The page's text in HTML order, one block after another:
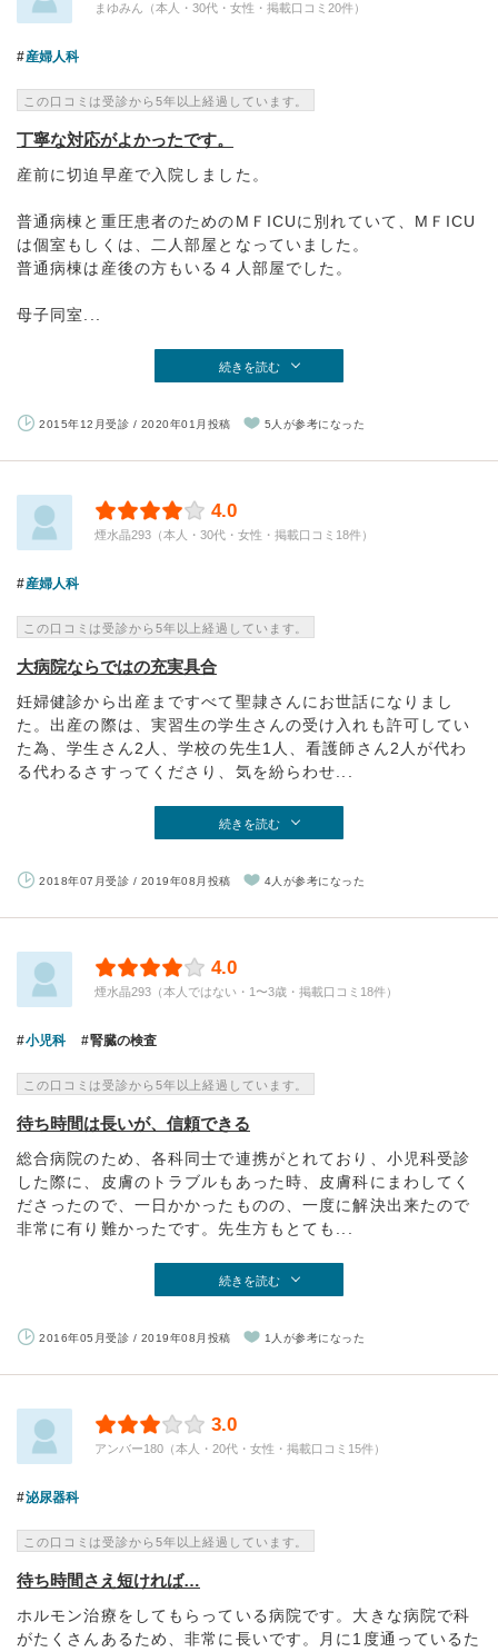
まゆみん（本人・30代・女性・掲載口コミ20件）
産婦人科
この口コミは受診から5年以上経過しています。
丁寧な対応がよかったです。
産前に切迫早産で入院しました。
普通病棟と重圧患者のためのMＦICUに別れていて、MＦICU
は個室もしくは、二人部屋となっていました。
普通病棟は産後の方もいる４人部屋でした。
母子同室...
続きを読む
2015年12月受診 / 2020年01月投稿 5人が参考になった
4.0
煙水晶293（本人・30代・女性・掲載口コミ18件）
産婦人科
この口コミは受診から5年以上経過しています。
大病院ならではの充実具合
妊婦健診から出産まですべて聖隷さんにお世話になりまし
た。出産の際は、実習生の学生さんの受け入れも許可してい
た為、学生さん2人、学校の先生1人、看護師さん2人が代わ
る代わるさすってくださり、気を紛らわせ...
続きを読む
2018年07月受診 / 2019年08月投稿 4人が参考になった
4.0
煙水晶293（本人ではない・1〜3歳・掲載口コミ18件）
小児科 腎臓の検査
この口コミは受診から5年以上経過しています。
待ち時間は長いが、信頼できる
総合病院のため、各科同士で連携がとれており、小児科受診
した際に、皮膚のトラブルもあった時、皮膚科にまわしてく
ださったので、一日かかったものの、一度に解決出来たので
非常に有り難かったです。先生方もとても...
続きを読む
2016年05月受診 / 2019年08月投稿 1人が参考になった
3.0
アンバー180（本人・20代・女性・掲載口コミ15件）
泌尿器科
この口コミは受診から5年以上経過しています。
待ち時間さえ短ければ…
ホルモン治療をしてもらっている病院です。大きな病院で科
がたくさんあるため、非常に長いです。月に1度通っているた